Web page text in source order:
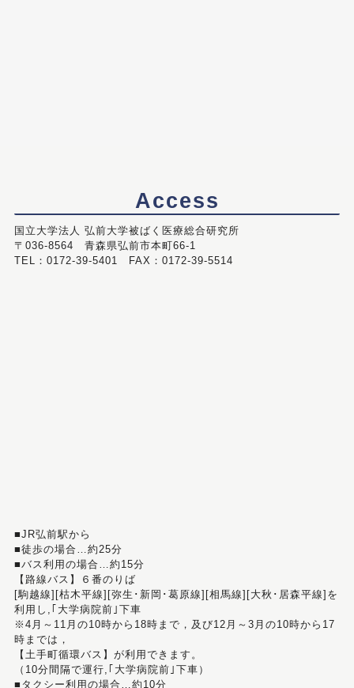
Access
国立大学法人 弘前大学被ばく医療総合研究所
〒036-8564 青森県弘前市本町66-1
TEL：0172-39-5401 FAX：0172-39-5514
■JR弘前駅から
■徒歩の場合…約25分
■バス利用の場合…約15分
【路線バス】６番のりば
[駒越線][枯木平線][弥生･新岡･葛原線][相馬線][大秋･居森平線]を
利用し,｢大学病院前｣下車
※4月～11月の10時から18時まで，及び12月～3月の10時から17
時までは，
【土手町循環バス】が利用できます。
（10分間隔で運行,｢大学病院前｣下車）
■タクシー利用の場合…約10分